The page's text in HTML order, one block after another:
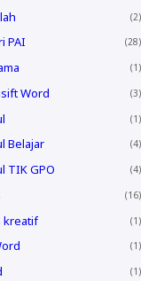
2
PAI 28
1
Word 3
1
Belajar 4
TIK GPO 4
16
kreatif 1
1
1